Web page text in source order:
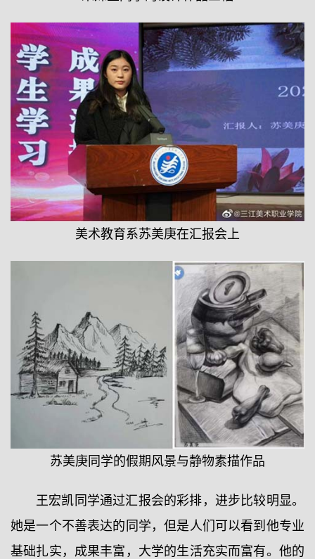
美术教育系苏美庚在汇报会上
苏美庚同学的假期风景与静物素描作品
王宏凯同学通过汇报会的彩排，进步比较明显。
她是一个不善表达的同学，但是人们可以看到他专业
基础扎实，成果丰富，大学的生活充实而富有。他的